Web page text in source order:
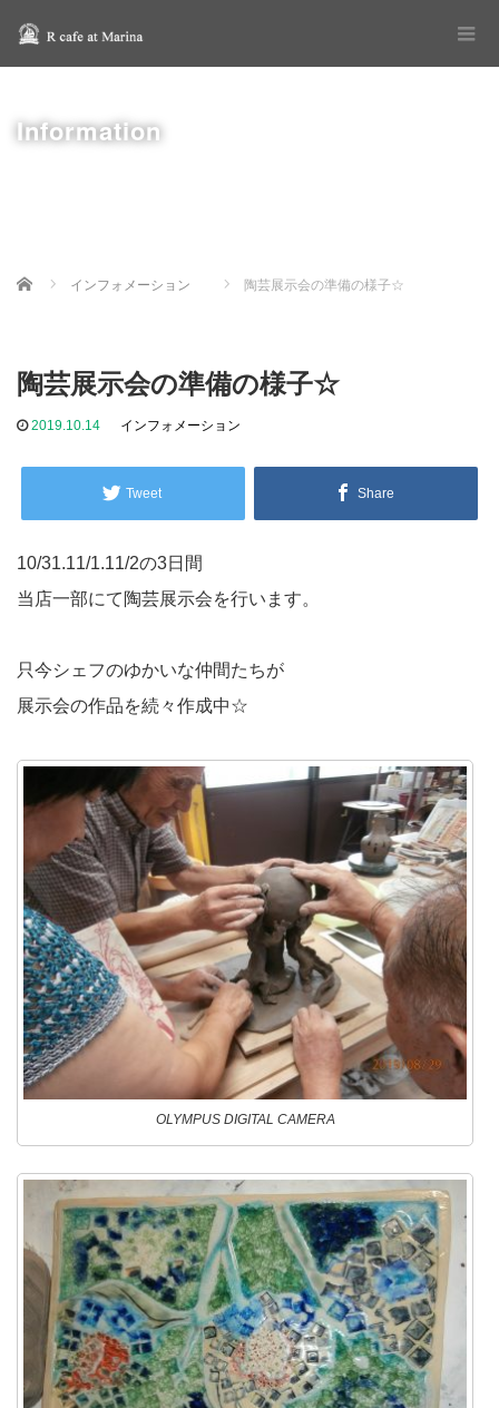
Information
Home インフォメーション 陶芸展示会の準備の様子☆
陶芸展示会の準備の様子☆
2019.10.14 インフォメーション
Tweet Share
10/31.11/1.11/2の3日間
当店一部にて陶芸展示会を行います。
只今シェフのゆかいな仲間たちが
展示会の作品を続々作成中☆
OLYMPUS DIGITAL CAMERA